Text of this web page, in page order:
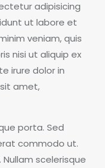
adipisicing
ut labore et
veniam, quis
nisi ut aliquip ex
irure dolor in
amet,
porta. Sed
commodo ut.
scelerisque